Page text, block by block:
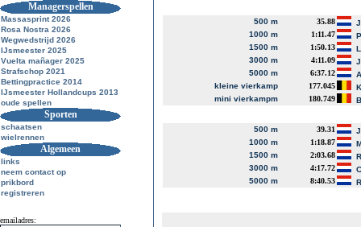
Managerspellen
Massasprint 2026
Rosa Nostra 2026
Wegwedstrijd 2026
IJsmeester 2025
Vuelta mañager 2025
Strafschop 2021
Bettingpractice 2014
IJsmeester Hollandcups 2013
oude spellen
Sporten
schaatsen
wielrennen
Algemeen
links
neem contact op
prikbord
registreren
emailadres:
500 m 35.88
1000 m
1:11.47
1500 m
1:50.13
3000 m
4:11.09
5000 m
6:37.12
kleine vierkamp
177.045
mini vierkampm
180.749
500 m 39.31
1000 m
1:18.87
1500 m
2:03.68
3000 m
4:17.72
5000 m
8:40.53